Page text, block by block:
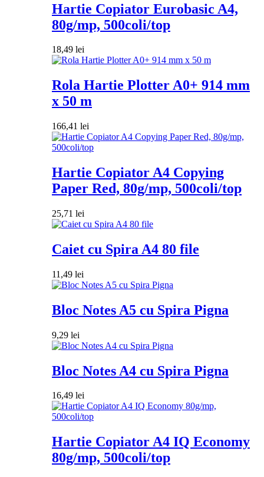
Hartie Copiator Eurobasic A4,
80g/mp, 500coli/top
18,49 lei
Rola Hartie Plotter A0+ 914 mm
x 50 m
166,41 lei
Hartie Copiator A4 Copying
Paper Red, 80g/mp, 500coli/top
25,71 lei
Caiet cu Spira A4 80 file
11,49 lei
Bloc Notes A5 cu Spira Pigna
9,29 lei
Bloc Notes A4 cu Spira Pigna
16,49 lei
Hartie Copiator A4 IQ Economy
80g/mp, 500coli/top